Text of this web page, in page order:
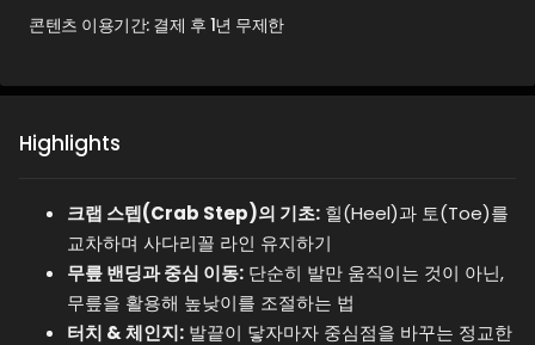
콘텐츠 이용기간: 결제 후 1년 무제한
Highlights
크랩 스텝(Crab Step)의 기초: 힐(Heel)과 토(Toe)를
교차하며 사다리꼴 라인 유지하기
무릎 밴딩과 중심 이동: 단순히 발만 움직이는 것이 아닌,
무릎을 활용해 높낮이를 조절하는 법
터치 & 체인지: 발끝이 닿자마자 중심점을 바꾸는 정교한